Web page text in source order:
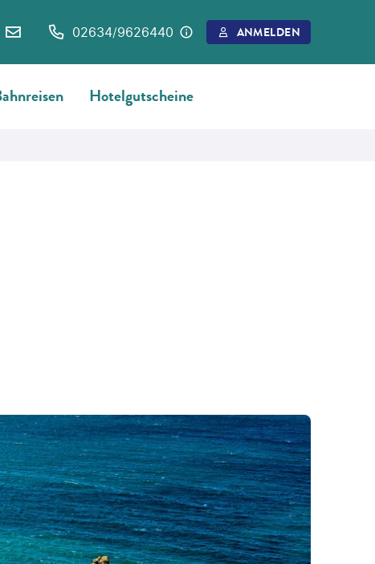
02634/9626440 ANMELDEN
Hotelgutscheine